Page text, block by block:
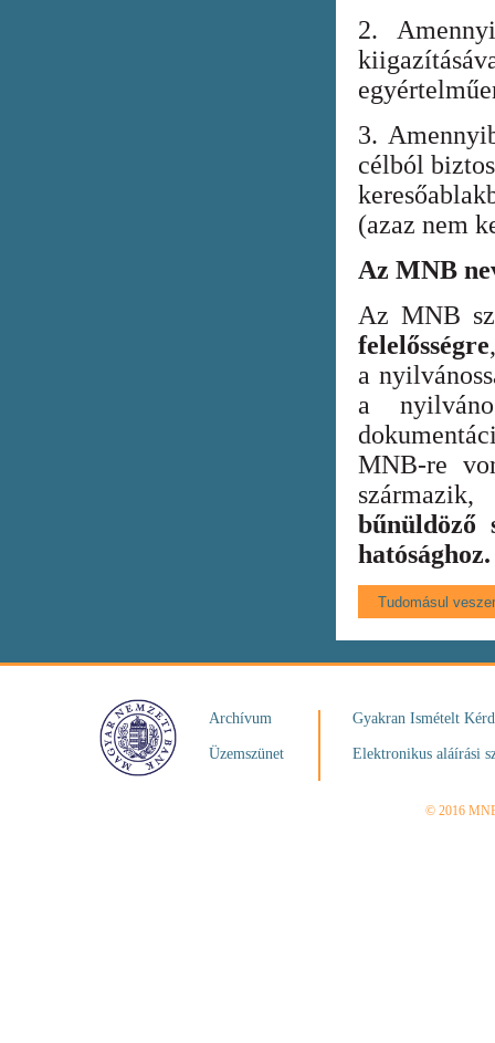
2.
3.
célból
(azaz nem
Az MNB
Az MNB
felelősségre
a
a
MNB-re
bűnüldöző
hatósághoz.
Archívum
Üzemszünet
Gyakran Ismételt
Elektronikus aláírási
© 2016